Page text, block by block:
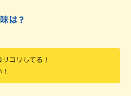
は？
コリしてる！